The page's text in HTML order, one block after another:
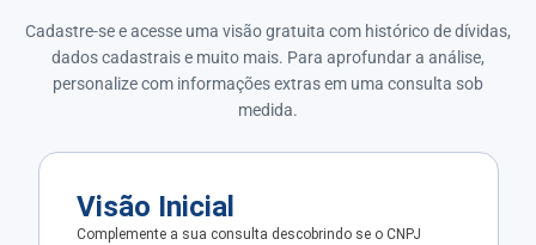
Cadastre-se e acesse uma visão gratuita com histórico de dívidas,
dados cadastrais e muito mais. Para aprofundar a análise,
personalize com informações extras em uma consulta sob
medida.
Visão Inicial
Complemente a sua consulta descobrindo se o CNPJ